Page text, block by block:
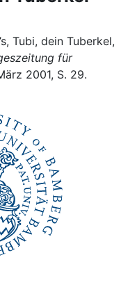
Tubi, dein Tuberkel,
für
2001, S. 29.